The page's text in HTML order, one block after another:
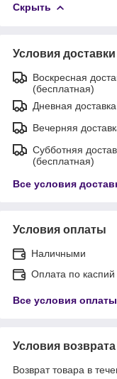
Скрыть
Условия доставки
Воскресная
(бесплатная)
Дневная
Вечерняя
Субботняя
(бесплатная)
Все условия
Условия оплаты
Наличными
Оплата по каспий
Все условия оплаты
Условия возврата
Возврат товара в